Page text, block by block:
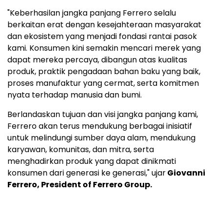
"Keberhasilan jangka panjang Ferrero selalu
berkaitan erat dengan kesejahteraan masyarakat
dan ekosistem yang menjadi fondasi rantai pasok
kami. Konsumen kini semakin mencari merek yang
dapat mereka percaya, dibangun atas kualitas
produk, praktik pengadaan bahan baku yang baik,
proses manufaktur yang cermat, serta komitmen
nyata terhadap manusia dan bumi.
Berlandaskan tujuan dan visi jangka panjang kami,
Ferrero akan terus mendukung berbagai inisiatif
untuk melindungi sumber daya alam, mendukung
karyawan, komunitas, dan mitra, serta
menghadirkan produk yang dapat dinikmati
konsumen dari generasi ke generasi," ujarGiovanni
Ferrero, President of Ferrero Group.